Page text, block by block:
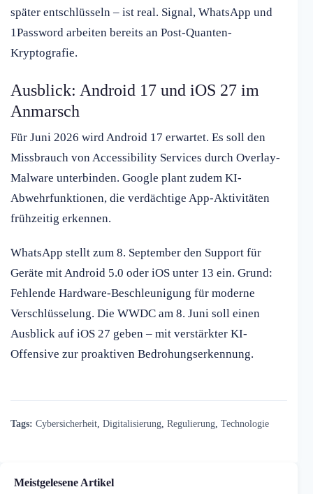
später entschlüsseln – ist real. Signal, WhatsApp und
1Password arbeiten bereits an Post-Quanten-
Kryptografie.
Ausblick: Android 17 und iOS 27 im
Anmarsch
Für Juni 2026 wird Android 17 erwartet. Es soll den
Missbrauch von Accessibility Services durch Overlay-
Malware unterbinden. Google plant zudem KI-
Abwehrfunktionen, die verdächtige App-Aktivitäten
frühzeitig erkennen.
WhatsApp stellt zum 8. September den Support für
Geräte mit Android 5.0 oder iOS unter 13 ein. Grund:
Fehlende Hardware-Beschleunigung für moderne
Verschlüsselung. Die WWDC am 8. Juni soll einen
Ausblick auf iOS 27 geben – mit verstärkter KI-
Offensive zur proaktiven Bedrohungserkennung.
Tags: Cybersicherheit Digitalisierung Regulierung Technologie
Meistgelesene Artikel